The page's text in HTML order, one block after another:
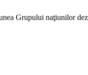
Grupului naţiunilor